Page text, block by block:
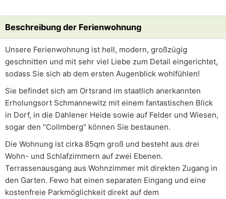
Beschreibung der Ferienwohnung
Unsere Ferienwohnung ist hell, modern, großzügig
geschnitten und mit sehr viel Liebe zum Detail eingerichtet,
sodass Sie sich ab dem ersten Augenblick wohlfühlen!
Sie befindet sich am Ortsrand im staatlich anerkannten
Erholungsort Schmannewitz mit einem fantastischen Blick
in Dorf, in die Dahlener Heide sowie auf Felder und Wiesen,
sogar den "Collmberg" können Sie bestaunen.
Die Wohnung ist cirka 85qm groß und besteht aus drei
Wohn- und Schlafzimmern auf zwei Ebenen.
Terrassenausgang aus Wohnzimmer mit direkten Zugang in
den Garten. Fewo hat einen separaten Eingang und eine
kostenfreie Parkmöglichkeit direkt auf dem